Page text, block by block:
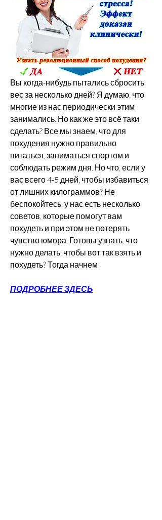
Вы когда-нибудь пытались сбросить
вес за несколько дней? Я думаю, что
многие из нас периодически этим
занимались. Но как же это всё таки
сделать? Все мы знаем, что для
похудения нужно правильно
питаться, заниматься спортом и
соблюдать режим дня. Но что, если у
вас всего 4-5 дней, чтобы избавиться
от лишних килограммов? Не
беспокойтесь, у нас есть несколько
советов, которые помогут вам
похудеть и при этом не потерять
чувство юмора. Готовы узнать, что
нужно делать, чтобы вот так взять и
похудеть? Тогда начнем!
ПОДРОБНЕЕ ЗДЕСЬ